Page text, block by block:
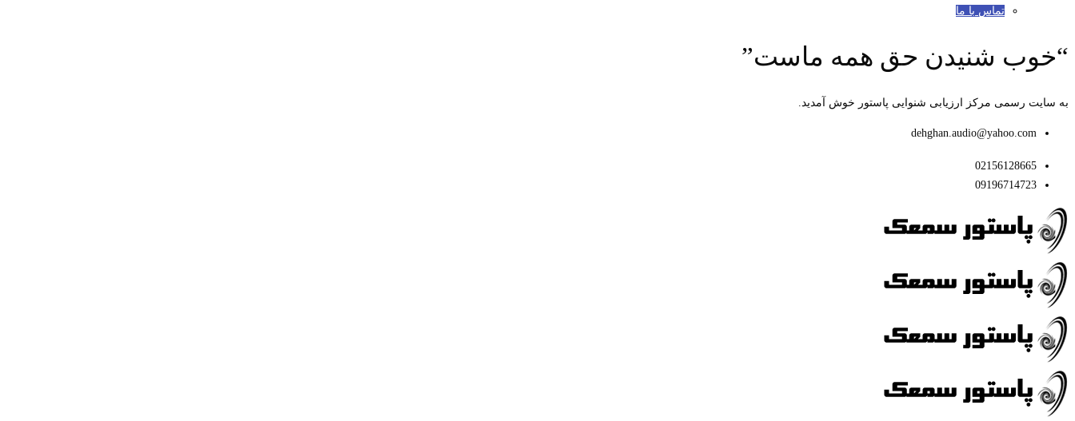
تماس با ما
“خوب شنیدن حق همه ماست”
به سایت رسمی مرکز ارزیابی شنوایی پاستور خوش آمدید.
dehghan.audio@yahoo.com
02156128665
09196714723